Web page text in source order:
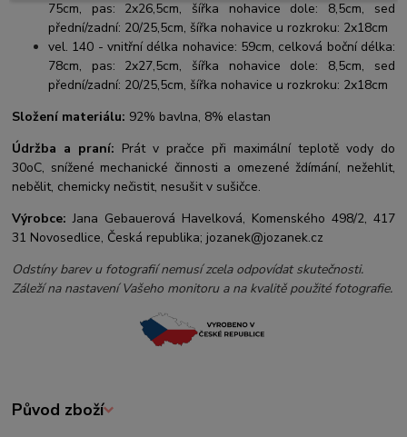
75cm, pas: 2x26,5cm, šířka nohavice dole: 8,5cm, sed
přední/zadní: 20/25,5cm, šířka nohavice u rozkroku: 2x18cm
vel. 140 - vnitřní délka nohavice: 59cm, celková boční délka:
78cm, pas: 2x27,5cm, šířka nohavice dole: 8,5cm, sed
přední/zadní: 20/25,5cm, šířka nohavice u rozkroku: 2x18cm
Složení materiálu: 92% bavlna, 8% elastan
Údržba a praní: Prát v pračce při maximální teplotě vody do
30oC, snížené mechanické činnosti a omezené ždímání, nežehlit,
nebělit, chemicky nečistit, nesušit v sušičce.
Výrobce: Jana Gebauerová Havelková, Komenského 498/2, 417
31 Novosedlice, Česká republika; jozanek@jozanek.cz
Odstíny barev u fotografií nemusí zcela odpovídat skutečnosti.
Záleží na nastavení Vašeho monitoru a na kvalitě použité fotografie.
Původ zboží